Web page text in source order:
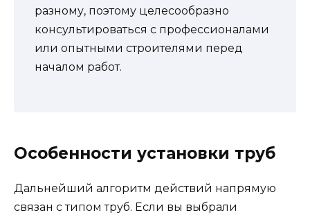
разному, поэтому целесообразно
консультироваться с профессионалами
или опытными строителями перед
началом работ.
Особенности установки труб
Дальнейший алгоритм действий напрямую
связан с типом труб. Если вы выбрали